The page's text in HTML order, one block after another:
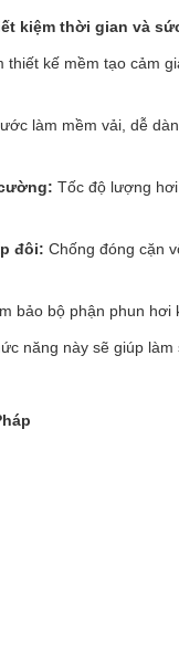
kiệm thời gian và
thiết kế mềm tạo cảm
làm mềm vải, dễ
Tốc độ lượng
đôi: Chống đóng cặn
bảo bộ phận phun hơi
năng này sẽ giúp